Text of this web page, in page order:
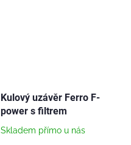
Kulový uzávěr Ferro F-
power s filtrem
Skladem přímo u nás